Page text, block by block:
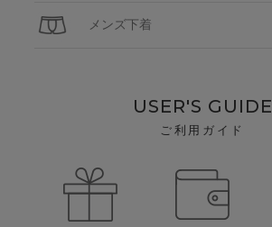
メンズ下着
USER'S GUIDE
ご利用ガイド